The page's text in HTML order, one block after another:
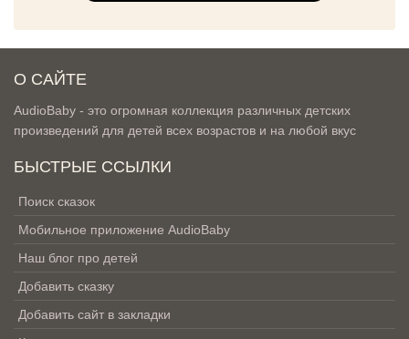
О САЙТЕ
AudioBaby - это огромная коллекция различных детских
произведений для детей всех возрастов и на любой вкус
БЫСТРЫЕ ССЫЛКИ
Поиск сказок
Мобильное приложение AudioBaby
Наш блог про детей
Добавить сказку
Добавить сайт в закладки